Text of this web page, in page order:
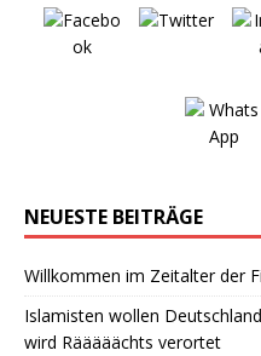
NEUESTE BEITRÄGE
Willkommen im Zeitalter der
Islamisten wollen
wird Rääääächts verortet